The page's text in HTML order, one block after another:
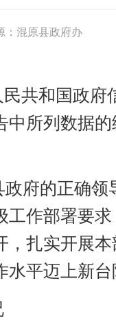
： 混原县政府办
共和国政
所列数据的
府的正确
工作部署要
，扎实开展
平迈上新台